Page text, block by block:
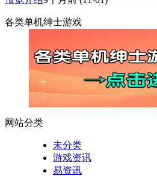
各类单机绅士游戏
网站分类
未分类
游戏资讯
易资讯